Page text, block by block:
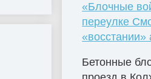
«Блочные
переулке
«восстании»
Бетонные